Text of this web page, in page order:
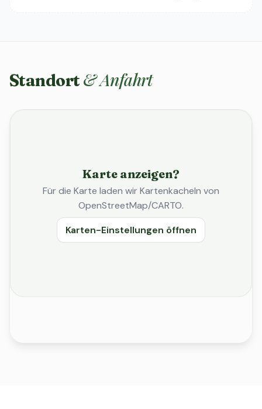
Standort & Anfahrt
Karte anzeigen?
Für die Karte laden wir Kartenkacheln von
OpenStreetMap/CARTO.
Karten-Einstellungen öffnen